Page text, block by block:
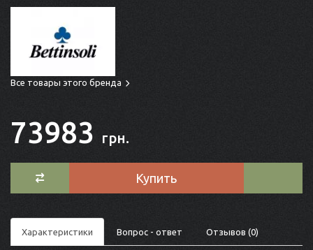
Все товары этого бренда
73983 грн.
Купить
Характеристики Вопрос - ответ Отзывов (0)